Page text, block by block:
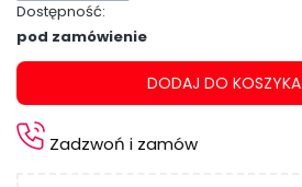
Dostępność:
pod zamówienie
DODAJ DO KOSZYKA
Zadzwoń i zamów